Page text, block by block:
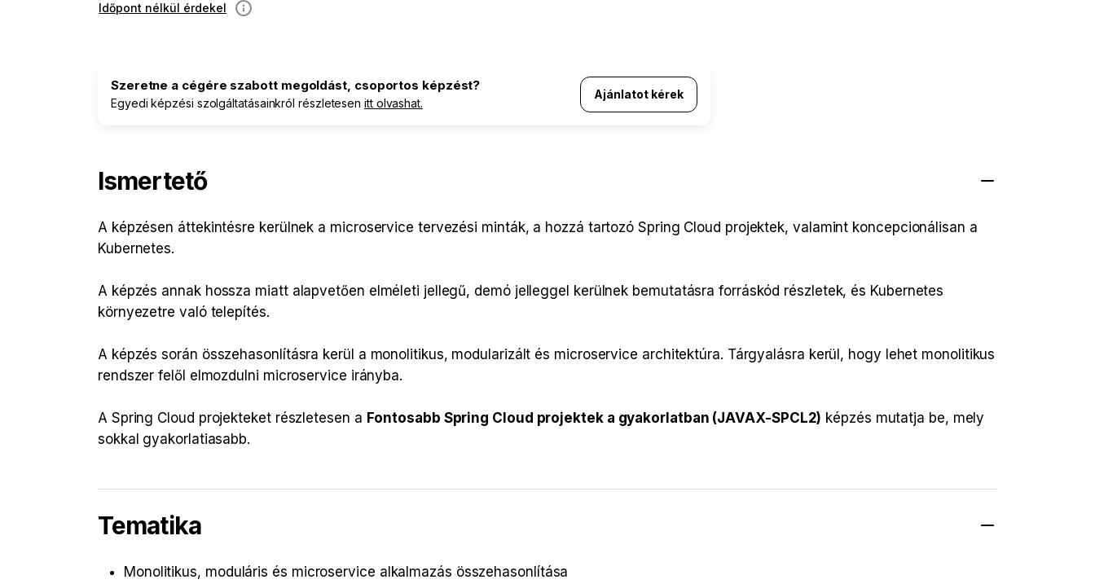
Időpont nélkül érdekel
információ
Szeretne a cégére szabott megoldást, csoportos képzést?
Egyedi képzési szolgáltatásainkról részletesenitt olvashat.
Ajánlatot kérek
Ismertető
A képzésen áttekintésre kerülnek a microservice tervezési minták, a hozzá tartozó Spring Cloud projektek, valamint koncepcionálisan a
Kubernetes.
A képzés annak hossza miatt alapvetően elméleti jellegű, demó jelleggel kerülnek bemutatásra forráskód részletek, és Kubernetes
környezetre való telepítés.
A képzés során összehasonlításra kerül a monolitikus, modularizált és microservice architektúra. Tárgyalásra kerül, hogy lehet monolitikus
rendszer felől elmozdulni microservice irányba.
A Spring Cloud projekteket részletesen a Fontosabb Spring Cloud projektek a gyakorlatban (JAVAX-SPCL2) képzés mutatja be, mely
sokkal gyakorlatiasabb.
Tematika
Monolitikus, moduláris és microservice alkalmazás összehasonlítása